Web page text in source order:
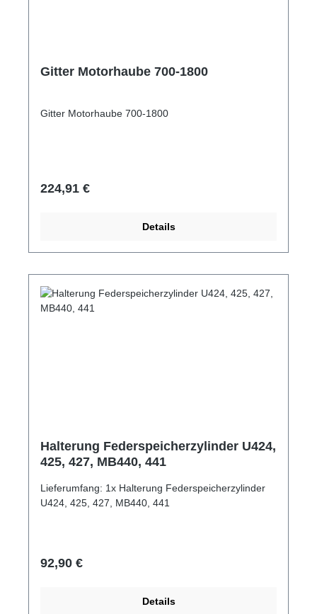
Gitter Motorhaube 700-1800
Gitter Motorhaube 700-1800
Regulärer Preis:
224,91 €
Details
Halterung Federspeicherzylinder U424,
425, 427, MB440, 441
Lieferumfang: 1x Halterung Federspeicherzylinder
U424, 425, 427, MB440, 441
Regulärer Preis:
92,90 €
Details